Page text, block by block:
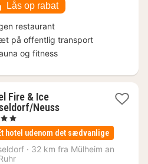
Lås op rabat
restaurant
på offentlig transport
og fitness
Fire & Ice
Neuss2
fra
890
kr.
hotel udenom det sædvanlige
· 32 km fra Mülheim an